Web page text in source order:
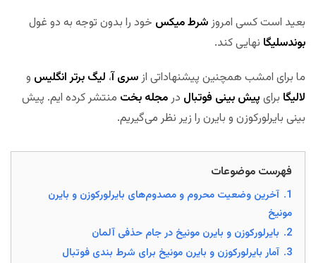
بعید است کسی امروز شرط میکس خود را بدون توجه به دو غول
بوندسلیگا نهایی کند.
ما برای امشب همچنین پیشنهاداتی از سری آ، لیگ برتر انگلیس و
لالیگا برای پیش بینی فوتبال در مجله بخت منتشر کرده ایم. پیش
بینی بایرلورکوزن و بایرن را زیر نظر می‌گیریم.
فهرست موضوعات
1. آخرین وضعیت محروم و مصدوم‌های بایرلورکوزن و بایرن
مونیخ
2. بایرلورکوزن و بایرن مونیخ در جام حذفی آلمان
3. آمار بایرلورکوزن و بایرن مونیخ برای شرط بندی فوتبال